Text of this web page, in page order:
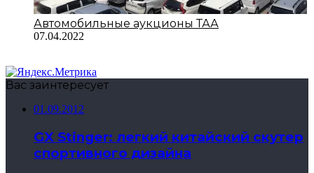
Автомобильные аукционы ТАА
07.04.2022
Вас заинтересует
01.09.2012
GX Stinger: легкий китайский скутер
спортивного дизайна